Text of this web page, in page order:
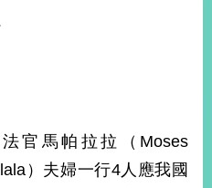
官馬帕拉拉（Moses
）夫婦一行4人應我國